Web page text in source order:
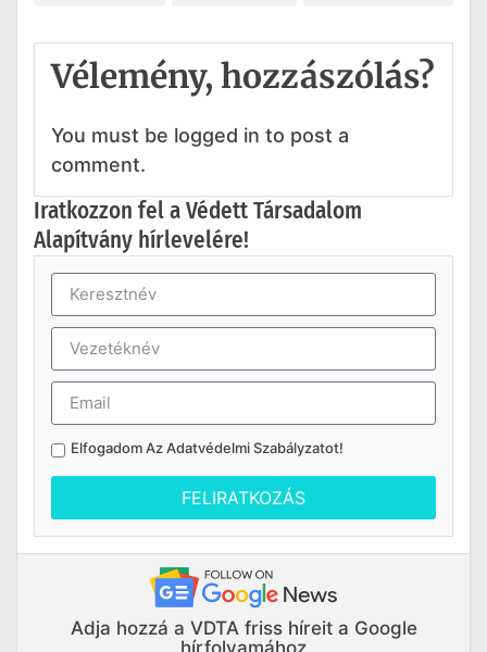
Vélemény, hozzászólás?
You must be logged in to post a
comment.
Iratkozzon fel a Védett Társadalom
Alapítvány hírlevelére!
Elfogadom AzAdatvédelmi Szabályzatot!
FELIRATKOZÁS
Adja hozzá a VDTA friss híreit a Google
hírfolyamához